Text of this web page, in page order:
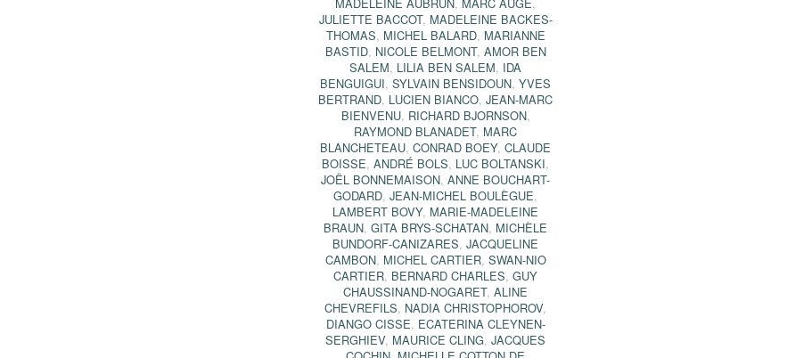
JULIETTE BACCOT, MADELEINE BACKES-
THOMAS, MICHEL BALARD, MARIANNE
BASTID, NICOLE BELMONT, AMOR BEN
SALEM, LILIA BEN SALEM, IDA
BENGUIGUI,SYLVAIN BENSIDOUN,YVES
BERTRAND, LUCIEN BIANCO,JEAN-MARC
BIENVENU, RICHARD BJORNSON,
RAYMOND BLANADET, MARC
BLANCHETEAU,CONRAD BOEY,CLAUDE
BOISSE,ANDRÉ BOLS, LUC BOLTANSKI,
JOËL BONNEMAISON,ANNE BOUCHART-
GODARD,JEAN-MICHEL BOULÈGUE,
LAMBERT BOVY, MARIE-MADELEINE
BRAUN,GITA BRYS-SCHATAN, MICHÈLE
BUNDORF-CANIZARES,JACQUELINE
CAMBON, MICHEL CARTIER, SWAN-NIO
CARTIER, BERNARD CHARLES,GUY
CHAUSSINAND-NOGARET,ALINE
CHEVREFILS, NADIA CHRISTOPHOROV,
DIANGO CISSE, ECATERINA CLEYNEN-
SERGHIEV, MAURICE CLING,JACQUES